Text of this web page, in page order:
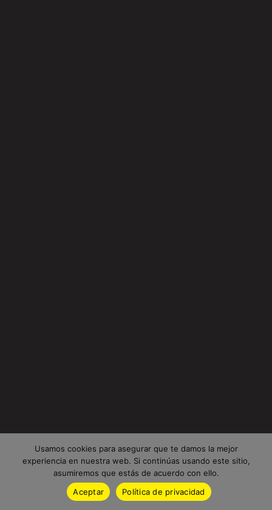
Usamos cookies para asegurar que te damos la mejor
experiencia en nuestra web. Si continúas usando este sitio,
asumiremos que estás de acuerdo con ello.
Aceptar
Política de privacidad